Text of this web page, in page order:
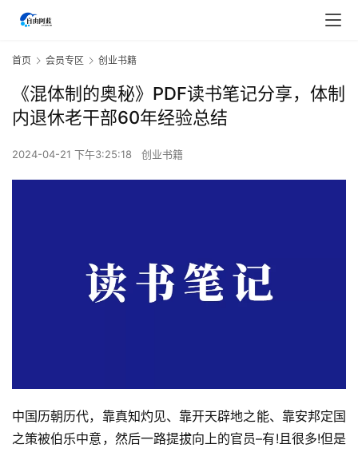
首页 会员专区 创业书籍
《混体制的奥秘》PDF读书笔记分享，体制
内退休老干部60年经验总结
2024-04-21 下午3:25:18 创业书籍
中国历朝历代，靠真知灼见、靠开天辟地之能、靠安邦定国
之策被伯乐中意，然后一路提拔向上的官员–有!且很多!但是